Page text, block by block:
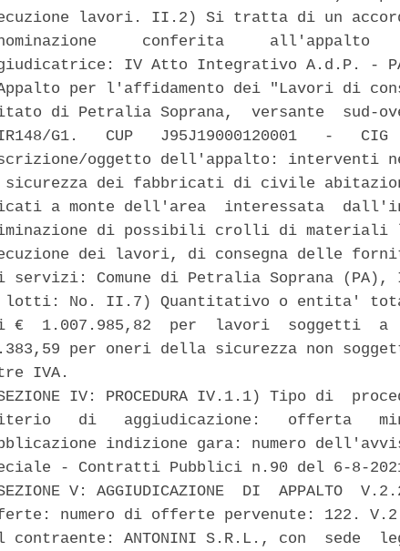
lavori. II.2) Si tratta di un
conferita     all'appalto
IV Atto Integrativo A.d.P. -
per l'affidamento dei "Lavori di
di Petralia Soprana,  versante  sud-
G1.   CUP   J95J19000120001   -
oggetto dell'appalto: interventi
dei fabbricati di civile
a monte dell'area  interessata
di possibili crolli di materiali
dei lavori, di consegna delle
servizi: Comune di Petralia Soprana
lotti: No. II.7) Quantitativo o entita'
€  1.007.985,82  per  lavori  soggetti  a
per oneri della sicurezza non
IVA.
IV: PROCEDURA IV.1.1) Tipo di
di   aggiudicazione:   offerta
indizione gara: numero
- Contratti Pubblici n.90 del 6-8-
V: AGGIUDICAZIONE  DI  APPALTO
numero di offerte pervenute: 122.
contraente: ANTONINI S.R.L., con  sede